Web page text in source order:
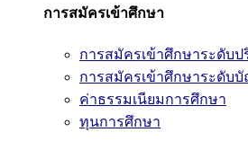
การสมัครเข้าศึกษา
การสมัครเข้าศึกษาระดั
การสมัครเข้าศึกษาระดับ
ค่าธรรมเนียมการศึกษา
ทุนการศึกษา